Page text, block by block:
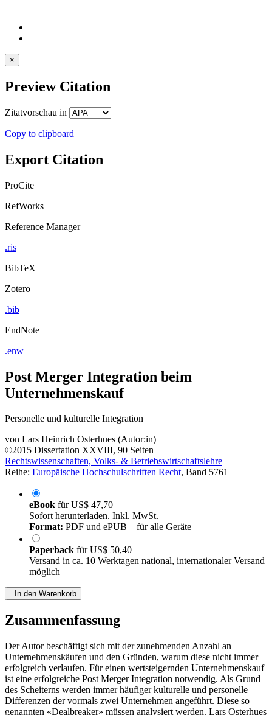
×
Preview Citation
Zitatvorschau in
Copy to clipboard
Export Citation
ProCite
RefWorks
Reference Manager
.ris
BibTeX
Zotero
.bib
EndNote
.enw
Post Merger Integration beim
Unternehmenskauf
Personelle und kulturelle Integration
von Lars Heinrich Osterhues (Autor:in)
©2015 Dissertation XXVIII, 90 Seiten
Rechtswissenschaften, Volks- & Betriebswirtschaftslehre
Reihe: Europäische Hochschulschriften Recht, Band 5761
eBook fürUS$ 47,70
Sofort herunterladen. Inkl. MwSt.
Format: PDF und ePUB – für alle Geräte
Paperback fürUS$ 50,40
Versand in ca. 10 Werktagen national, internationaler Versand
möglich
In den Warenkorb
Zusammenfassung
Der Autor beschäftigt sich mit der zunehmenden Anzahl an
Unternehmenskäufen und den Gründen, warum diese nicht immer
erfolgreich verlaufen. Für einen wertsteigernden Unternehmenskauf
ist eine erfolgreiche Post Merger Integration notwendig. Als Grund
des Scheiterns werden immer häufiger kulturelle und personelle
Differenzen der vormals zwei Unternehmen angeführt. Diese so
genannten «Dealbreaker» müssen analysiert werden. Lars Osterhues